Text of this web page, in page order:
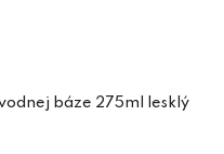
báze 275ml lesklý